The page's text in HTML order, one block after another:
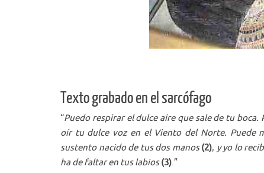
Texto grabado en el sarcófago
“Puedo respirar el dulce aire que sale de tu
oír tu dulce voz en el Viento del Norte. Puede
sustento nacido de tus dos manos(2), y yo lo
ha de faltar en tus labios (3).”